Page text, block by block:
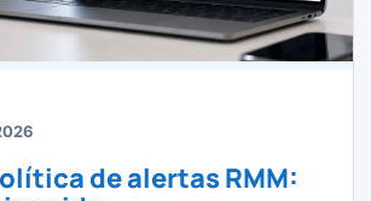
de alertas RMM: